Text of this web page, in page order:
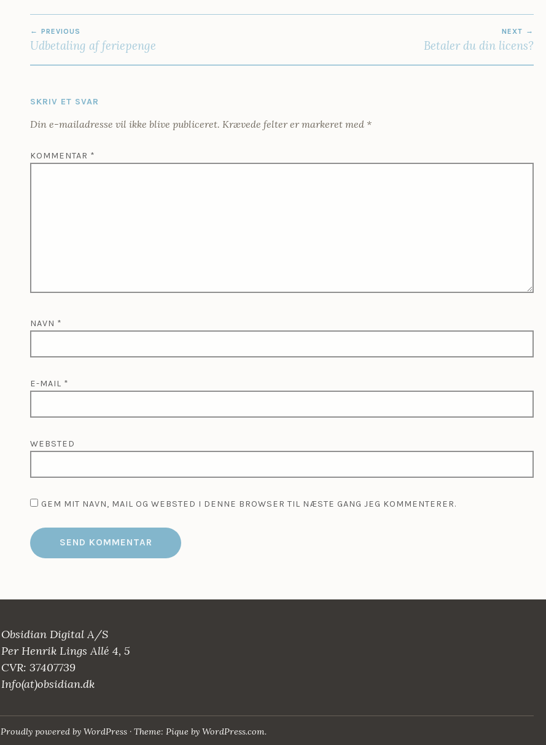
PREVIOUS
Udbetaling af feriepenge
NEXT
Betaler du din licens?
SKRIV ET SVAR
Din e-mailadresse vil ikke blive publiceret. Krævede felter er markeret med *
KOMMENTAR *
NAVN *
E-MAIL *
WEBSTED
GEM MIT NAVN, MAIL OG WEBSTED I DENNE BROWSER TIL NÆSTE GANG JEG KOMMENTERER.
Obsidian Digital A/S
Per Henrik Lings Allé 4, 5
CVR: 37407739
Info(at)obsidian.dk
Proudly powered by WordPress · Theme: Pique by WordPress.com.